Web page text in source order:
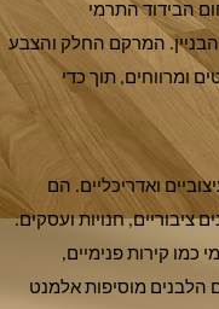
הבידוד התרמי
הבניין. המרקם החלק והצבע
ומרווחים, תוך כדי
ואדריכליים. הם
ציבוריים, חנויות ועסקים.
כמו קירות פנימיים,
הלבנים מוסיפות אלמנט